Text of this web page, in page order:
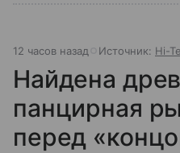
12 часов назад Источник: Hi-
Найдена
панцирная
перед